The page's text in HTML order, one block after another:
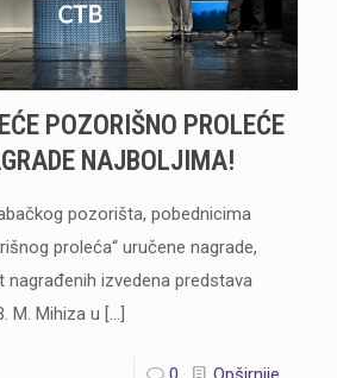
POZORIŠNO PROLEĆE
NAJBOLJIMA!
pozorišta, pobednicima
proleća“ uručene nagrade,
nagrađenih izvedena predstava
M. Mihiza u […]